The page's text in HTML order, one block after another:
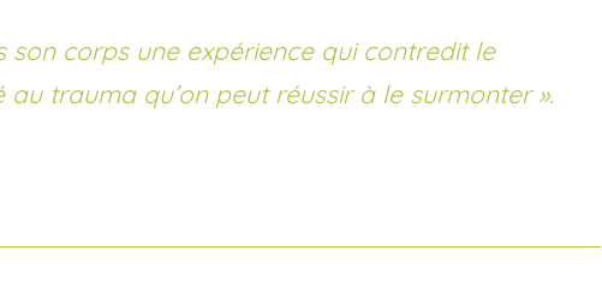
son corps une expérience qui contredit le
au trauma qu’on peut réussir à le surmonter ».